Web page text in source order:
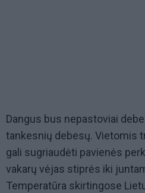
Dangus bus nepastoviai
tankesnių debesų. Vietomis
gali sugriaudėti pavienės
vakarų vėjas stiprės iki
Temperatūra skirtingose